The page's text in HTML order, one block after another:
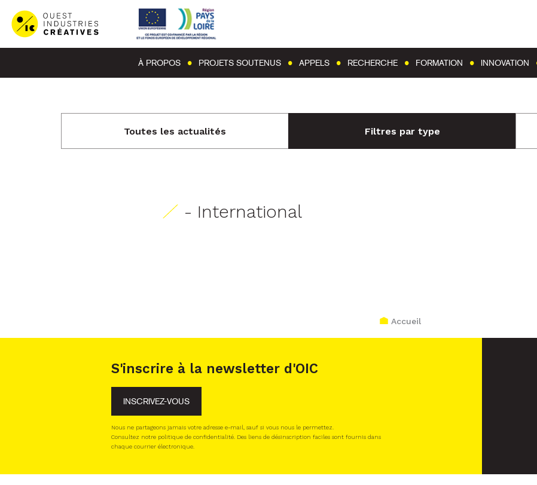
À PROPOS PROJETS SOUTENUS APPELS RECHERCHE FORMATION INNOVATION
Toutes les actualités Filtres par type
- International
Accueil
S'inscrire à la newsletter d'OIC
INSCRIVEZ-VOUS
Nous ne partageons jamais votre adresse e-mail, sauf si vous nous le permettez.
Consultez notre politique de confidentialité. Des liens de désinscription faciles sont fournis dans
chaque courrier électronique.